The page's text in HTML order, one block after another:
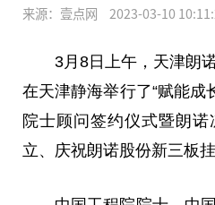
来源：壹点网 2023-03-10
3月8日上午，天津朗
在天津静海举行了“赋能成
院士顾问签约仪式暨朗
立、庆祝朗诺股份新三板挂